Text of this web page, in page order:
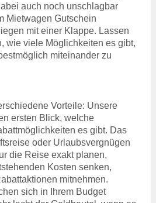
auch noch unschlagbar
Mietwagen Gutschein
mit einer Klappe. Lassen
wie viele Möglichkeiten es gibt,
miteinander zu
Vorteile: Unsere
ersten Blick, welche
es gibt. Das
oder Urlaubsvergnügen
die Reise exakt planen,
Kosten senken,
mitnehmen.
sich in Ihrem Budget